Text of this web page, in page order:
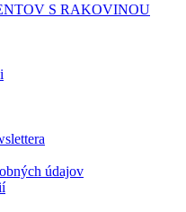
S RAKOVINOU
údajov